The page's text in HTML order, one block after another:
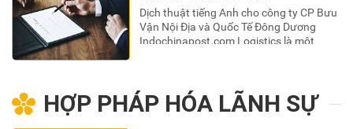
Dịch thuật tiếng Anh cho công ty CP Bưu
Vận Nội Địa và Quốc Tế Đông Dương
Indochinapost.com Logistics là một
sản xuất, kinh doanh, thương mại, quân
sự, y tế, dược phẩm,…
HỢP PHÁP HÓA LÃNH SỰ